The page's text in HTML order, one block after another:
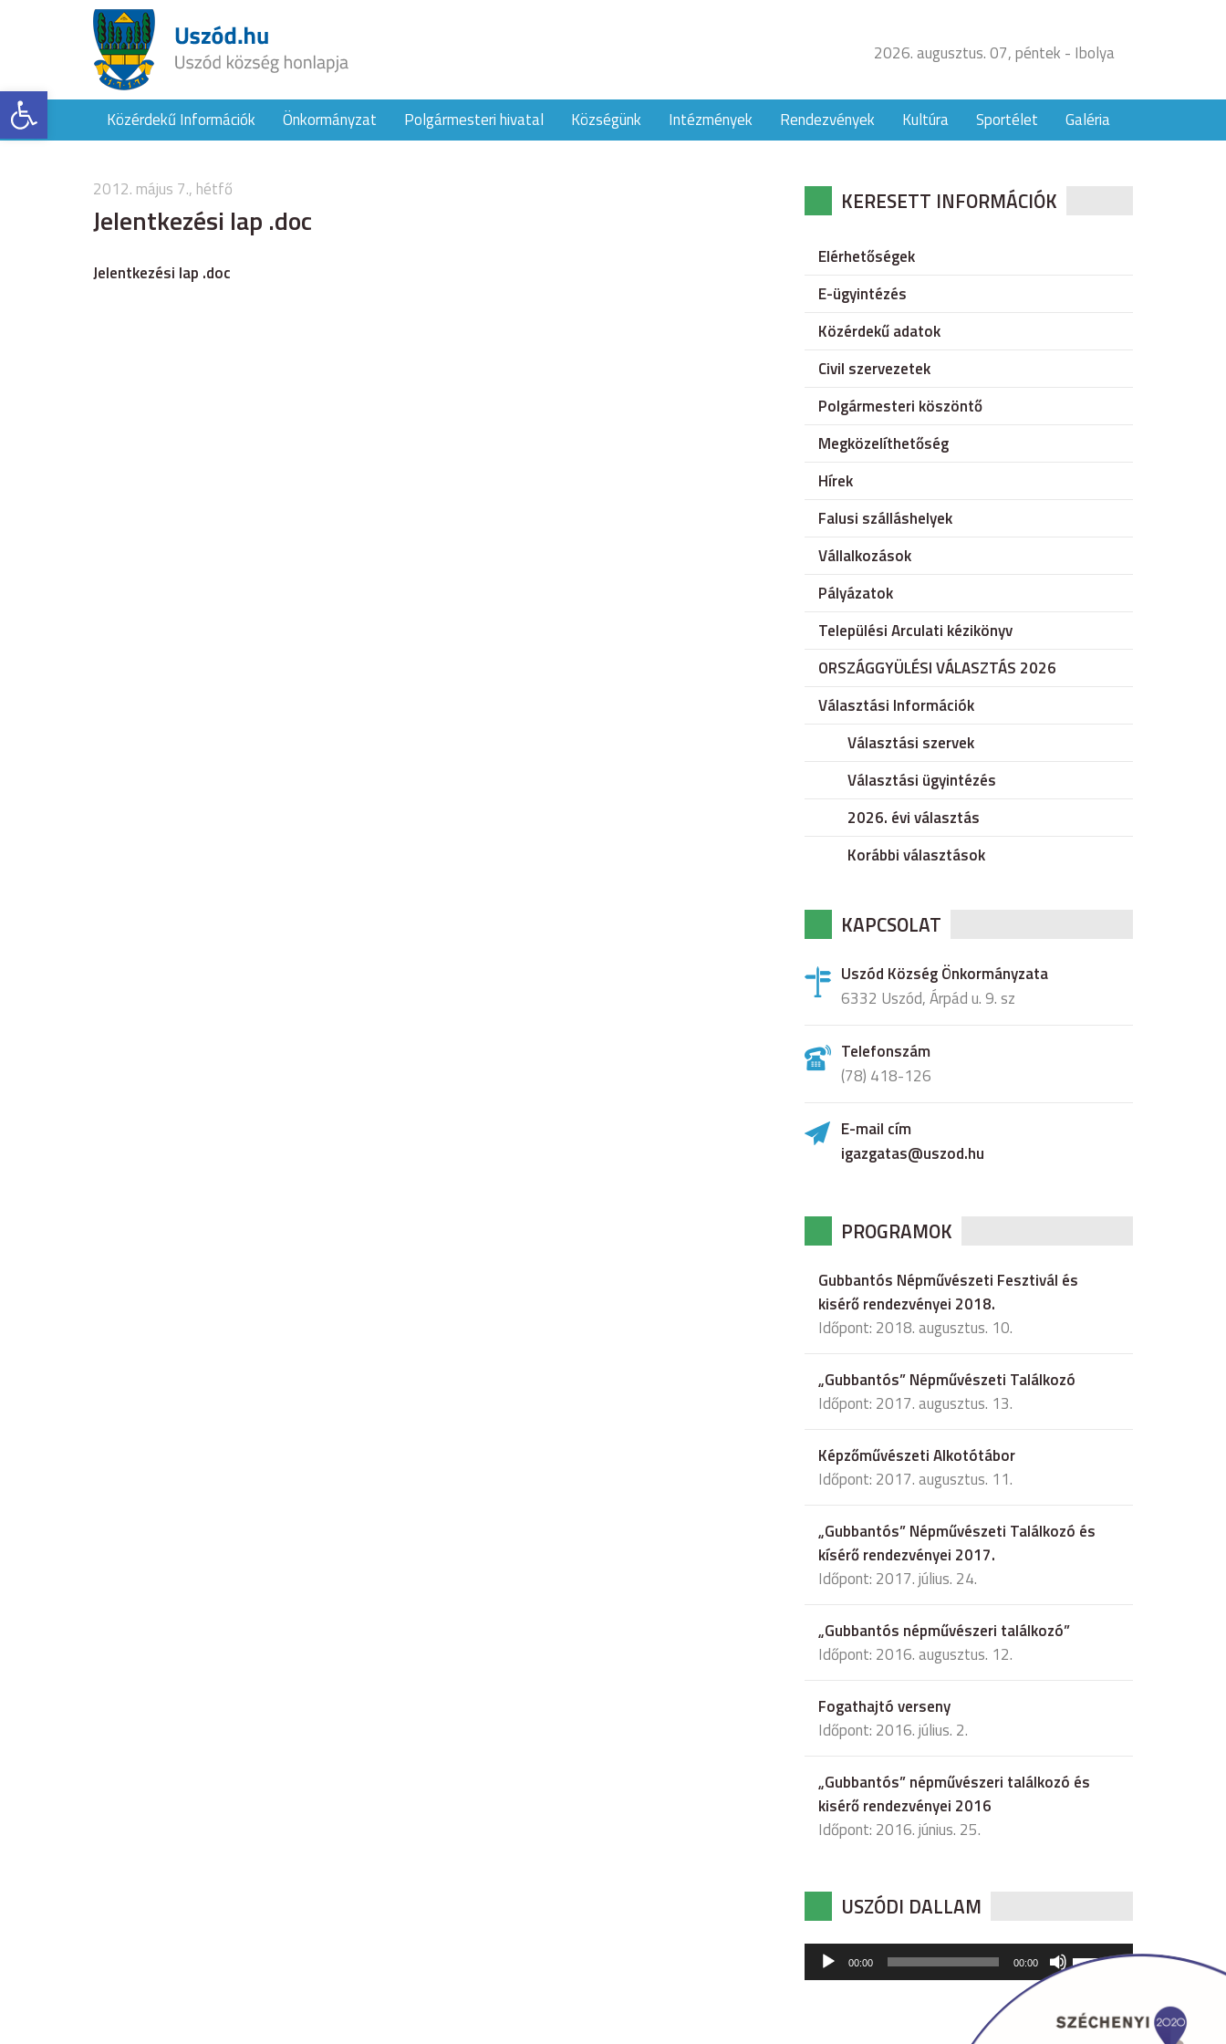
Eszköztár megnyitása
2026. augusztus. 07, péntek - Ibolya
Közérdekű Információk Önkormányzat Polgármesteri hivatal Községünk Intézmények Rendezvények Kultúra Sportélet Galéria
2012. május 7., hétfő
Jelentkezési lap .doc
Jelentkezési lap .doc
KERESETT INFORMÁCIÓK
Elérhetőségek
E-ügyintézés
Közérdekű adatok
Civil szervezetek
Polgármesteri köszöntő
Megközelíthetőség
Hírek
Falusi szálláshelyek
Vállalkozások
Pályázatok
Települési Arculati kézikönyv
ORSZÁGGYÜLÉSI VÁLASZTÁS 2026
Választási Információk
Választási szervek
Választási ügyintézés
2026. évi választás
Korábbi választások
KAPCSOLAT
Uszód Község Önkormányzata
6332 Uszód, Árpád u. 9. sz
Telefonszám
(78) 418-126
E-mail cím
igazgatas@uszod.hu
PROGRAMOK
Gubbantós Népművészeti Fesztivál és
kisérő rendezvényei 2018.
Időpont: 2018. augusztus. 10.
„Gubbantós” Népművészeti Találkozó
Időpont: 2017. augusztus. 13.
Képzőművészeti Alkotótábor
Időpont: 2017. augusztus. 11.
„Gubbantós” Népművészeti Találkozó és
kísérő rendezvényei 2017.
Időpont: 2017. július. 24.
„Gubbantós népművészeri találkozó”
Időpont: 2016. augusztus. 12.
Fogathajtó verseny
Időpont: 2016. július. 2.
„Gubbantós” népművészeri találkozó és
kisérő rendezvényei 2016
Időpont: 2016. június. 25.
USZÓDI DALLAM
Audió
lejátszó
00:00 00:00
hangerő
csökkentéséhez